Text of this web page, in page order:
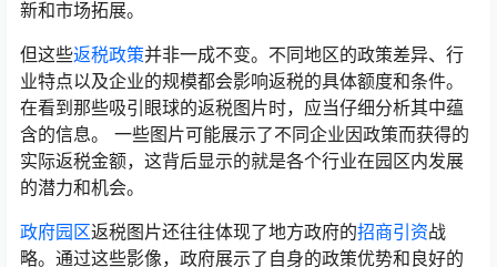
新和市场拓展。
但这些返税政策并非一成不变。不同地区的政策差异、行
业特点以及企业的规模都会影响返税的具体额度和条件。
在看到那些吸引眼球的返税图片时，应当仔细分析其中蕴
含的信息。 一些图片可能展示了不同企业因政策而获得的
实际返税金额，这背后显示的就是各个行业在园区内发展
的潜力和机会。
政府园区返税图片还往往体现了地方政府的招商引资战
略。通过这些影像，政府展示了自身的政策优势和良好的